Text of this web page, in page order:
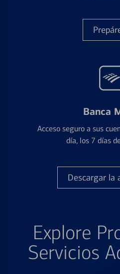
Banca
Acceso seguro a sus
día, los 7 días
Descargar la
Explore
Servicios